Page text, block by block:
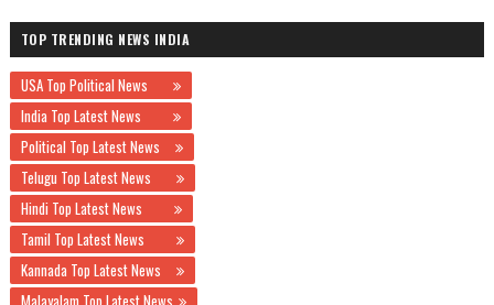
TOP TRENDING NEWS INDIA
USA Top Political News
India Top Latest News
Political Top Latest News
Telugu Top Latest News
Hindi Top Latest News
Tamil Top Latest News
Kannada Top Latest News
Malayalam Top Latest News